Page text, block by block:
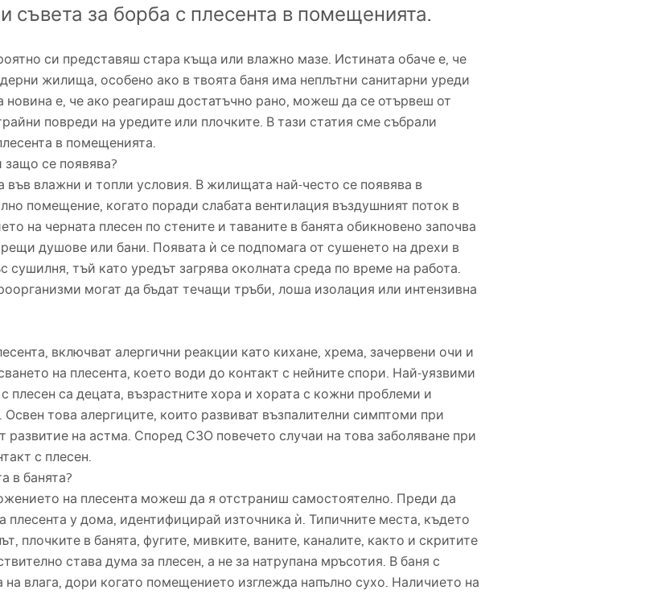
съвета за борба с плесента в помещенията.
си представяш стара къща или влажно мазе. Истината обаче е, че
жилища, особено ако в твоята баня има неплътни санитарни уреди
новина е, че ако реагираш достатъчно рано, можеш да се отървеш от
повреди на уредите или плочките. В тази статия сме събрали
в помещенията.
защо се появява?
във влажни и топли условия. В жилищата най-често се появява в
помещение, когато поради слабата вентилация въздушният поток в
на черната плесен по стените и таваните в банята обикновено започва
душове или бани. Появата ѝ се подпомага от сушенето на дрехи в
сушилня, тъй като уредът загрява околната среда по време на работа.
могат да бъдат течащи тръби, лоша изолация или интензивна
включват алергични реакции като кихане, хрема, зачервени очи и
на плесента, което води до контакт с нейните спори. Най-уязвими
плесен са децата, възрастните хора и хората с кожни проблеми и
Освен това алергиците, които развиват възпалителни симптоми при
развитие на астма. Според СЗО повечето случаи на това заболяване при
с плесен.
в банята?
на плесента можеш да я отстраниш самостоятелно. Преди да
плесента у дома, идентифицирай източника ѝ. Типичните места, където
плочките в банята, фугите, мивките, ваните, каналите, както и скритите
става дума за плесен, а не за натрупана мръсотия. В баня с
влага, дори когато помещението изглежда напълно сухо. Наличието на